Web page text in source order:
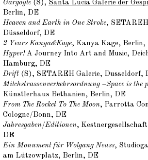
Gargoyle (S), Santa Lucia Galerie der
Berlin, DE
Heaven and Earth in One Stroke,
Düsseldorf, DE
2 Years Kanya&Kage, Kanya Kage, Berlin,
Hyper!A Journey Into Art and Music,
Hamburg, DE
Drift (S), SETAREH Galerie, Dusseldorf,
Milchstrassenverkehrsordnung –Space is the
Künstlerhaus Bethanien, Berlin, DE
From The Rocket To The Moon, Parrotta
Cologne/Bonn, DE
Jahresgaben/Editionen,
DE
Ein Monument für Wolgang Neuss,
am Lützowplatz, Berlin, DE